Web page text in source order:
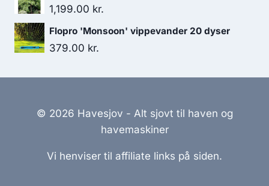
1,199.00 kr.
Flopro 'Monsoon' vippevander 20 dyser
379.00 kr.
© 2026 Havesjov - Alt sjovt til haven og
havemaskiner
Vi henviser til affiliate links på siden.